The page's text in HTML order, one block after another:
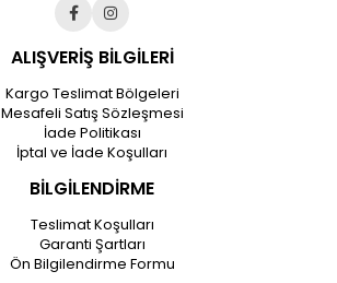
ALIŞVERİŞ BİLGİLERİ
Kargo Teslimat Bölgeleri
Mesafeli Satış Sözleşmesi
İade Politikası
İptal ve İade Koşulları
BİLGİLENDİRME
Teslimat Koşulları
Garanti Şartları
Ön Bilgilendirme Formu